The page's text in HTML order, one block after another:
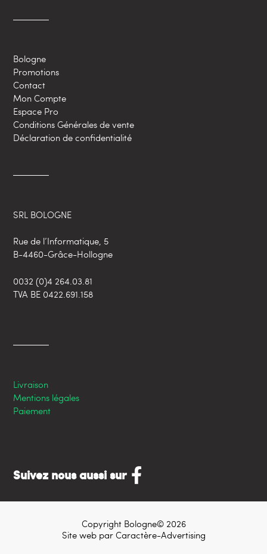
Bologne
Promotions
Contact
Mon Compte
Espace Pro
Conditions Générales de vente
Déclaration de confidentialité
SRL BOLOGNE
Rue de l’Informatique, 5
B-4460-Grâce-Hollogne
0032 (0)4 264.03.81
TVA BE 0422.691.158
Livraison
Mentions légales
Paiement
Suivez nous aussi sur
Copyright Bologne© 2026
Site web par Caractère-Advertising